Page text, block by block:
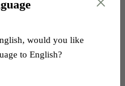
ou arrancar um sorriso do
principal ou a
would you like
to English?